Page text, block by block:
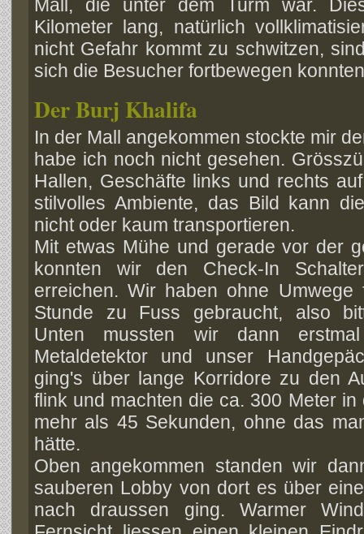
Mall, die unter dem Turm war.
Kilometer lang, natürlich
nicht Gefahr kommt zu schwitzen,
sich die Besucher fortbewegen
Der Burj Khalifa
In der Mall angekommen stockte mir
habe ich noch nicht gesehen.
Hallen, Geschäfte links und rechts
stilvolles Ambiente, das Bild kann
nicht oder kaum transportieren.
Mit etwas Mühe und gerade vor der
konnten wir den Check-In
erreichen. Wir haben ohne Umwege
Stunde zu Fuss gebraucht, also
Unten mussten wir dann
Metaldetektor und unser
ging's über lange Korridore zu den
flink und machten die ca. 300 Meter
mehr als 45 Sekunden, ohne das
hätte.
Oben angekommen standen wir
sauberen Lobby von dort es über
nach draussen ging. Warmer